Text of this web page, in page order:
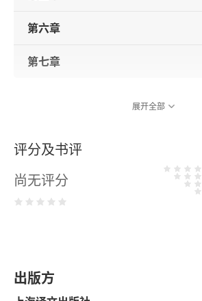
第六章
第七章
展开全部
评分及书评
尚无评分
出版方